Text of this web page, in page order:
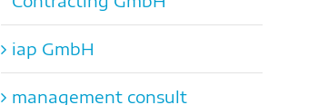
iap GmbH
management consult